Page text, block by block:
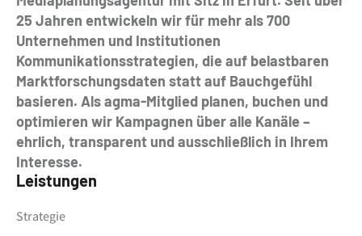
25 Jahren entwickeln wir für mehr als 700
Unternehmen und Institutionen
Kommunikationsstrategien, die auf belastbaren
Marktforschungsdaten statt auf Bauchgefühl
basieren. Als agma-Mitglied planen, buchen und
optimieren wir Kampagnen über alle Kanäle –
ehrlich, transparent und ausschließlich in Ihrem
Interesse.
Leistungen
Strategie